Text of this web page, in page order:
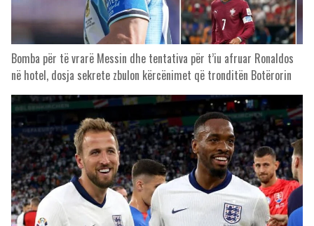
Bomba për të vrarë Messin dhe tentativa për t’iu afruar Ronaldos
në hotel, dosja sekrete zbulon kërcënimet që tronditën Botërorin